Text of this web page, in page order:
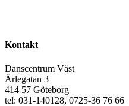
Kontakt
Danscentrum Väst
Ärlegatan 3
414 57 Göteborg
tel: 031-140128, 0725-36 76 66